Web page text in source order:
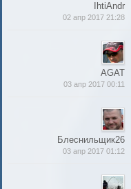
IhtiAndr
02 апр 2017 21:28
AGAT
03 апр 2017 00:11
Блеснильщик26
03 апр 2017 01:12